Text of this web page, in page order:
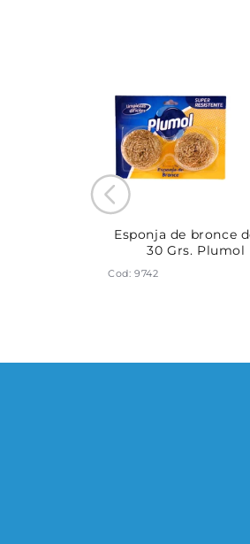
Esponja de bronce
30 Grs. Plumol
Cod: 9742